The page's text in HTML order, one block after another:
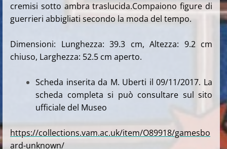
cremisi sotto ambra traslucida.Compaiono figure di
guerrieri abbigliati secondo la moda del tempo.
Dimensioni: Lunghezza: 39.3 cm, Altezza: 9.2 cm
chiuso, Larghezza: 52.5 cm aperto.
Scheda inserita da M. Uberti il 09/11/2017. La
scheda completa si può consultare sul sito
ufficiale del Museo
https://collections.vam.ac.uk/item/O89918/gamesbo
ard-unknown/